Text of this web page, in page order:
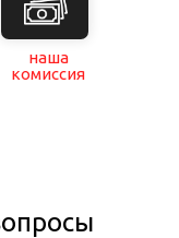
наша
комиссия